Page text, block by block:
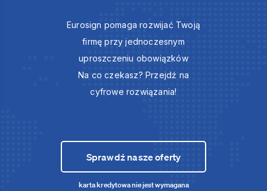
Eurosign pomaga rozwijać Twoją
firmę przy jednoczesnym
uproszczeniu obowiązków
Na co czekasz? Przejdź na
cyfrowe rozwiązania!
Sprawdź nasze oferty
karta kredytowa nie jest wymagana